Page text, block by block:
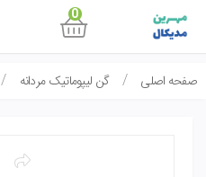
صفحه اصلی گن لیپوماتیک مردانه
0